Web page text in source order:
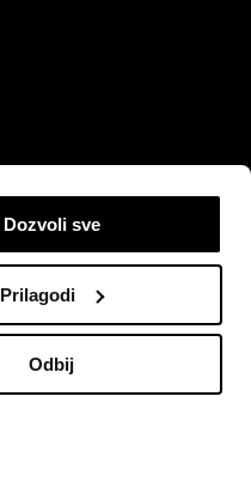
Dozvoli sve
Prilagodi
Odbij